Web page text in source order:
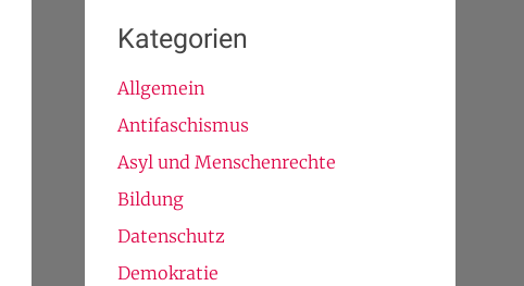
Kategorien
Allgemein
Antifaschismus
Asyl und Menschenrechte
Bildung
Datenschutz
Demokratie